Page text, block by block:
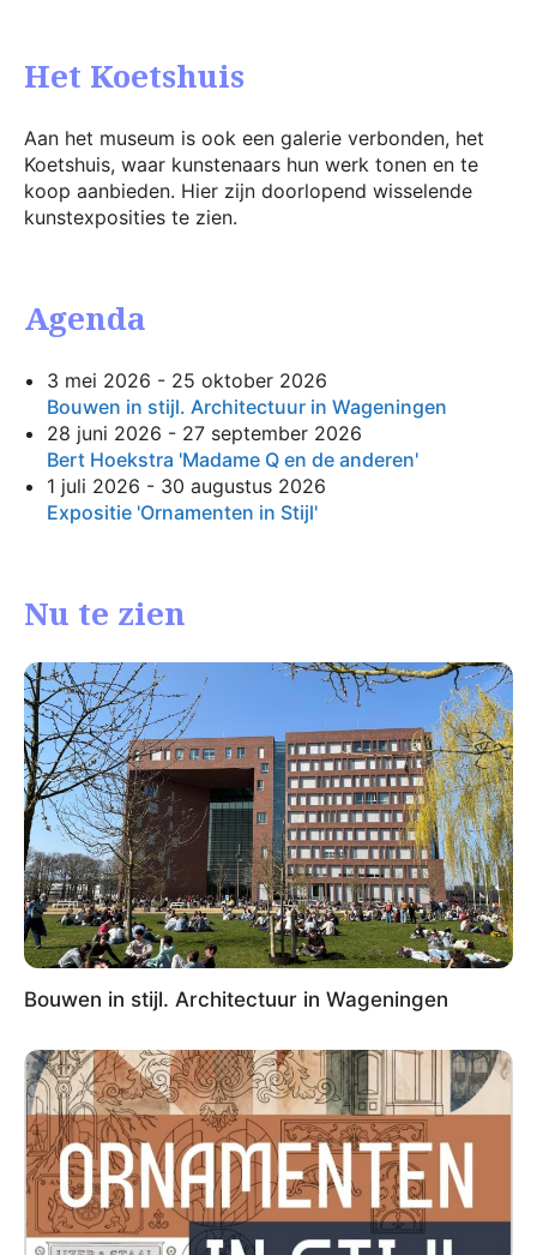
Het Koetshuis
Aan het museum is ook een galerie verbonden, het
Koetshuis, waar kunstenaars hun werk tonen en te
koop aanbieden. Hier zijn doorlopend wisselende
kunstexposities te zien.
Agenda
3 mei 2026 - 25 oktober 2026
Bouwen in stijl. Architectuur in Wageningen
28 juni 2026 - 27 september 2026
Bert Hoekstra 'Madame Q en de anderen'
1 juli 2026 - 30 augustus 2026
Expositie 'Ornamenten in Stijl'
Nu te zien
Bouwen in stijl. Architectuur in Wageningen